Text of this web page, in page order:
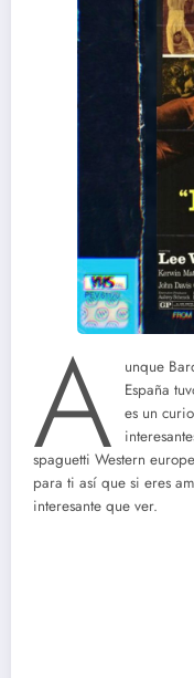
A
unque
España
es un
spaguetti Western
para ti así que si eres
interesante que ver.